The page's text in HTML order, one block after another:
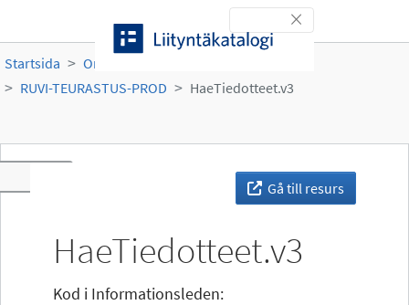
Toggle navigation
Startsida Organisationer
RUVI-TEURASTUS-PROD
HaeTiedotteet.v3
Gå till resurs
HaeTiedotteet.v3
Kod i Informationsleden: